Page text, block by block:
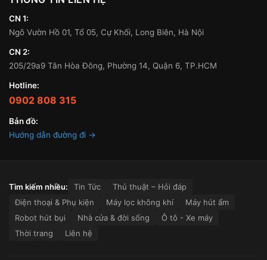
CN 1:
Ngõ Vườn Hồ 01, Tổ 05, Cự Khối, Long Biên, Hà Nội
CN 2:
205/29a9 Tân Hòa Đông, Phường 14, Quận 6, TP.HCM
Hotline:
0902 808 315
Bản đồ:
Hướng dẫn đường đi →
Tìm kiếm nhiều: Tin Tức
Thủ thuật – Hỏi đáp
Điện thoại & Phụ kiện
Máy lọc không khí
Máy hút ẩm
Robot hút bụi
Nhà cửa & đời sống
Ô tô - Xe máy
Thời trang
Liên hệ